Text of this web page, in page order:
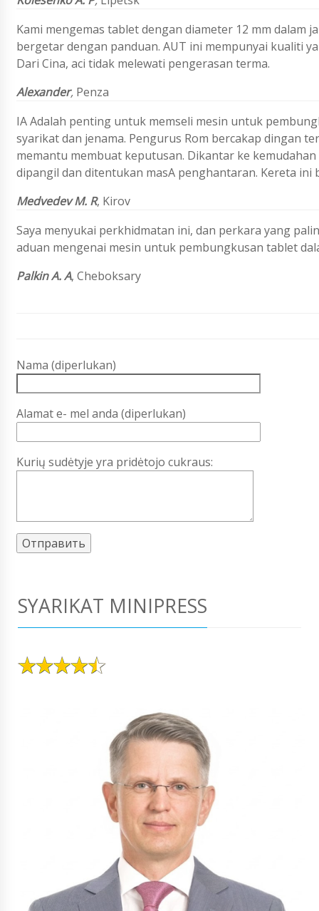
Kami mengemas tablet dengan diameter 12 mm dalam
bergetar dengan panduan. AUT ini mempunyai kualiti
Dari Cina, aci tidak melewati pengerasan terma.
Alexander, Penza
IA Adalah penting untuk memseli mesin untuk
syarikat dan jenama. Pengurus Rom bercakap dingan
memantu membuat keputusan. Dikantar ke
dipangil dan ditentukan masA penghantaran. Kereta
Medvedev M. R, Kirov
Saya menyukai perkhidmatan ini, dan perkara yang
aduan mengenai mesin untuk pembungkusan tablet
Palkin A. A, Cheboksary
Nama (diperlukan)
Alamat e- mel anda (diperlukan)
Kurių sudėtyje yra pridėtojo cukraus:
SYARIKAT MINIPRESS